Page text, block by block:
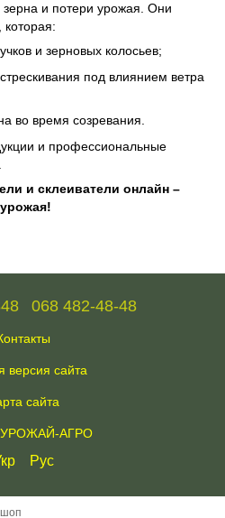
и потери урожая. Они
и зерновых колосьев;
под влиянием ветра
во время созревания.
и профессиональные
и склеиватели онлайн –
068 482-48-48
версия сайта
сайта
УРОЖАЙ-АГРО
Рус